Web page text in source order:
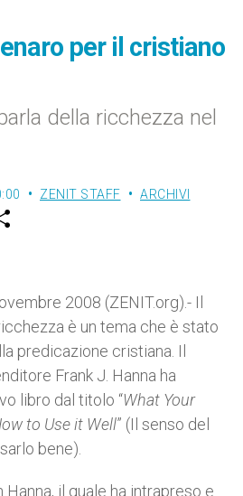
per il cristiano
della ricchezza nel
ZENIT STAFF ARCHIVI
2008 (ZENIT.org).- Il
è un tema che è stato
predicazione cristiana. Il
Frank J. Hanna ha
libro dal titolo “What Your
to Use it Well” (Il senso del
bene).
il quale ha intrapreso e